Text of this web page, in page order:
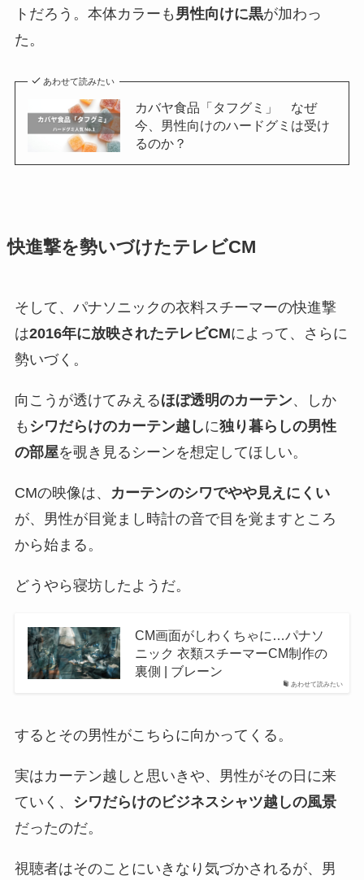
トだろう。本体カラーも 男性向けに黒が加わっ
た。
あわせて読みたい
カバヤ食品「タフグミ」 なぜ
今、男性向けのハードグミは受け
るのか？
快進撃を勢いづけたテレビCM
そして、パナソニックの衣料スチーマーの快進撃
は2016年に放映されたテレビCMによって、さらに
勢いづく。
向こうが透けてみえるほぼ透明のカーテン、しか
も シワだらけのカーテン越しに独り暮らしの男性
の部屋を覗き見るシーンを想定してほしい。
CMの映像は、
カーテンのシワでやや見えにくい
が、男性が目覚まし時計の音で目を覚ますところ
から始まる。
どうやら寝坊したようだ。
あわせて読みたい
CM画面がしわくちゃに…パナソ
ニック 衣類スチーマーCM制作の
裏側 | ブレーン
するとその男性がこちらに向かってくる。
実はカーテン越しと思いきや、男性がその日に来
ていく、
シワだらけのビジネスシャツ越しの風景
だったのだ。
視聴者はそのことにいきなり気づかされるが、男